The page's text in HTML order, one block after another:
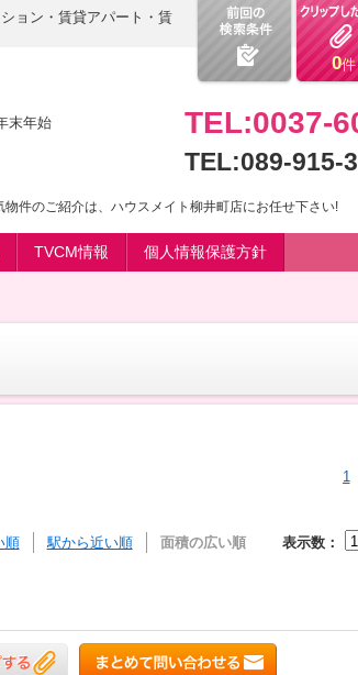
0件
ョン・賃貸アパート・賃
末年始 TEL:0037-
TEL:089-915-
件のご紹介は、ハウスメイト柳井町店にお任せ下さい!
TVCM情報 個人情報保護方針
1
順 駅から近い順 面積の広い順 表示数：